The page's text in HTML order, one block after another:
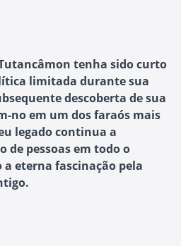
tenha sido curto
limitada durante sua
descoberta de sua
no em um dos faraós mais
legado continua a
de pessoas em todo o
eterna fascinação pela